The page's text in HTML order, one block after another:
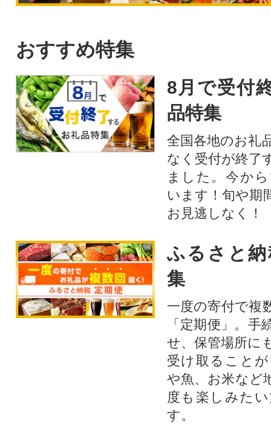
おすすめ特集
8月で受付
品特集
全国各地のお礼
なく受付が終了
ました。今か
います！旬や期
お見逃しなく！
ふるさと
集
一度の寄付で複
「定期便」。
せ、保管場所に
受け取ること
や魚、お米など
度も楽しみた
す。